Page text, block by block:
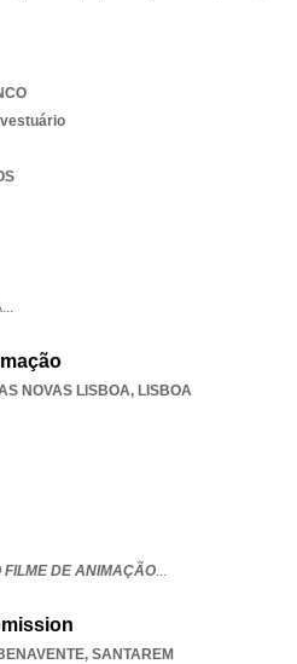
...
NOVAS LISBOA, LISBOA
DE ANIMAÇÃO...
, SANTAREM